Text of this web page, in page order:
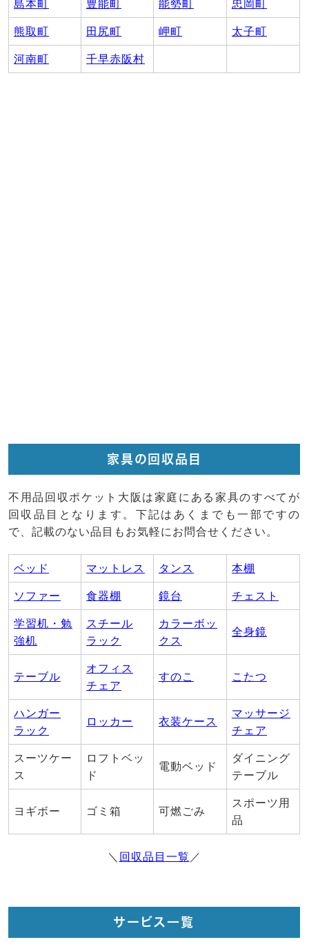
島本町 豊能町 能勢町 忠岡町
熊取町 田尻町 岬町 太子町
河南町 千早赤阪村
家具の回収品目
不用品回収ポケット大阪は家庭にある家具のすべてが
回収品目となります。下記はあくまでも一部ですの
で、記載のない品目もお気軽にお問合せください。
ベッド マットレス タンス 本棚
ソファー 食器棚 鏡台 チェスト
学習机・勉
強机
スチール
ラック
カラーボッ
クス
全身鏡
テーブル
オフィス
チェア
すのこ こたつ
ハンガー
ラック
ロッカー 衣装ケース
マッサージ
チェア
スーツケー
ス
ロフトベッ
ド
電動ベッド
ダイニング
テーブル
ヨギボー ゴミ箱 可燃ごみ
スポーツ用
品
＼ 回収品目一覧 ／
サービス一覧